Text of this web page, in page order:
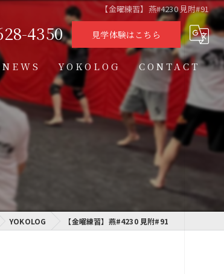
【金曜練習】燕#4230 見附#91
4350 見学体験はこちら
センター
NEWS YOKOLOG CONTACT
YOKOLOG 【金曜練習】燕#4230 見附#91